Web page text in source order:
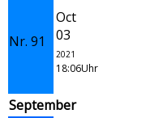
Nr. 91
Oct
03
2021
18:06Uhr
September